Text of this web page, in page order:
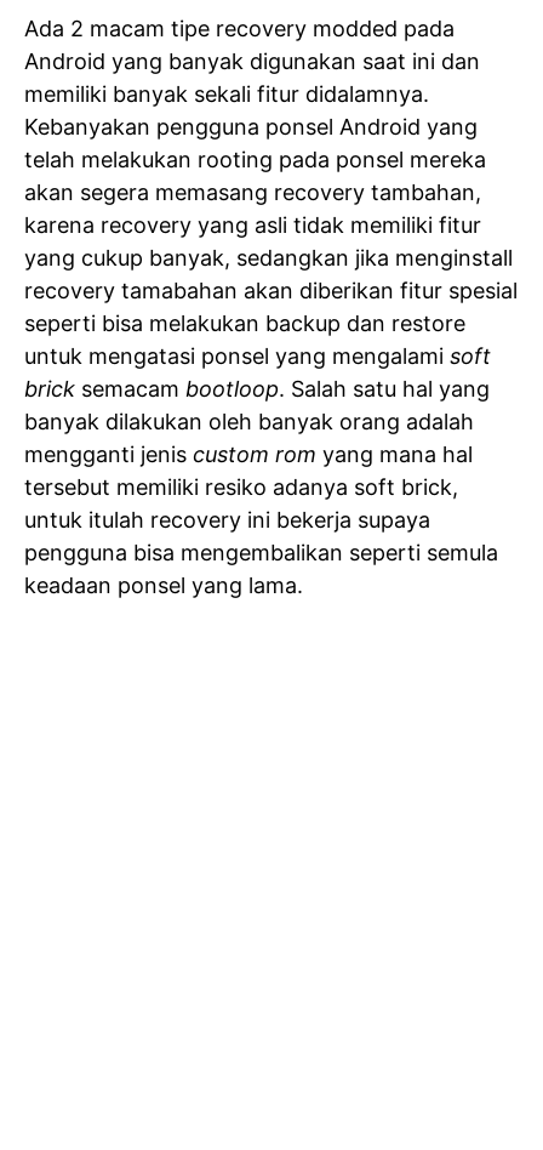
Ada 2 macam tipe recovery modded pada
Android yang banyak digunakan saat ini dan
memiliki banyak sekali fitur didalamnya.
Kebanyakan pengguna ponsel Android yang
telah melakukan rooting pada ponsel mereka
akan segera memasang recovery tambahan,
karena recovery yang asli tidak memiliki fitur
yang cukup banyak, sedangkan jika menginstall
recovery tamabahan akan diberikan fitur spesial
seperti bisa melakukan backup dan restore
untuk mengatasi ponsel yang mengalami soft
brick semacam bootloop. Salah satu hal yang
banyak dilakukan oleh banyak orang adalah
mengganti jenis custom rom yang mana hal
tersebut memiliki resiko adanya soft brick,
untuk itulah recovery ini bekerja supaya
pengguna bisa mengembalikan seperti semula
keadaan ponsel yang lama.